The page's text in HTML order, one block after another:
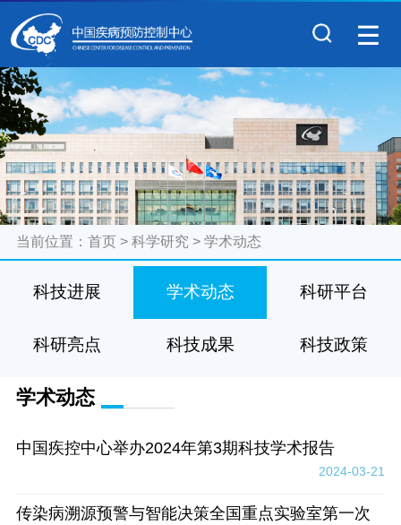
当前位置： 首页> 科学研究 > 学术动态
科技进展 学术动态 科研平台
科研亮点 科技成果 科技政策
学术动态
中国疾控中心举办2024年第3期科技学术报告
2024-03-21
传染病溯源预警与智能决策全国重点实验室第一次